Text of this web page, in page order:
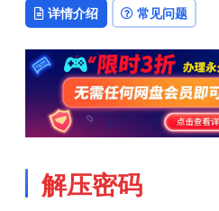
详情介绍 常见问题
解压密码